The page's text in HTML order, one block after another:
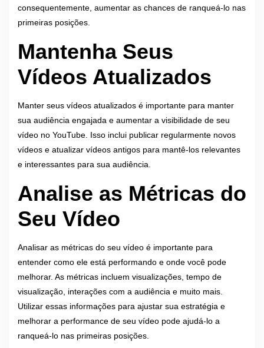
consequentemente, aumentar as chances de ranqueá-lo nas
primeiras posições.
Mantenha Seus
Vídeos Atualizados
Manter seus vídeos atualizados é importante para manter
sua audiência engajada e aumentar a visibilidade de seu
vídeo no YouTube. Isso inclui publicar regularmente novos
vídeos e atualizar vídeos antigos para mantê-los relevantes
e interessantes para sua audiência.
Analise as Métricas do
Seu Vídeo
Analisar as métricas do seu vídeo é importante para
entender como ele está performando e onde você pode
melhorar. As métricas incluem visualizações, tempo de
visualização, interações com a audiência e muito mais.
Utilizar essas informações para ajustar sua estratégia e
melhorar a performance de seu vídeo pode ajudá-lo a
ranqueá-lo nas primeiras posições.